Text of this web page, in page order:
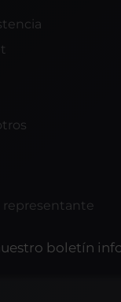
representante
boletín